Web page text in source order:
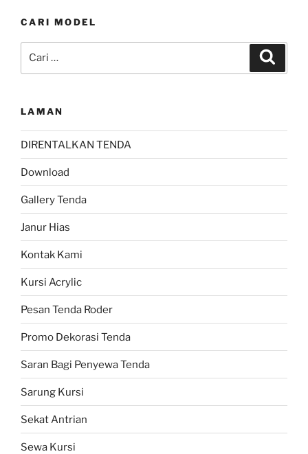
CARI MODEL
untuk:
LAMAN
DIRENTALKAN TENDA
Download
Gallery Tenda
Janur Hias
Kontak Kami
Kursi Acrylic
Pesan Tenda Roder
Promo Dekorasi Tenda
Saran Bagi Penyewa Tenda
Sarung Kursi
Sekat Antrian
Sewa Kursi